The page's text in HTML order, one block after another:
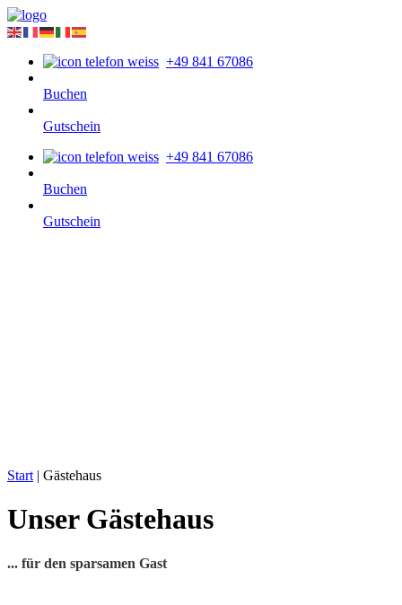
+49 841 67086
Buchen
Gutschein
+49 841 67086
Buchen
Gutschein
Start | Gästehaus
Unser Gästehaus
... für den sparsamen Gast